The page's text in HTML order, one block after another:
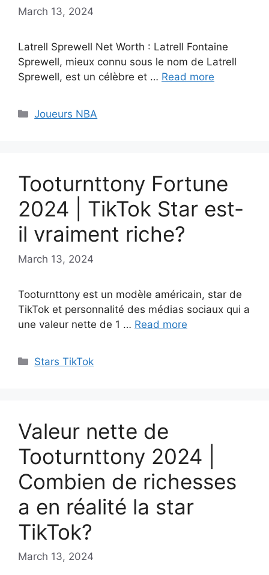
March 13, 2024
Latrell Sprewell Net Worth : Latrell Fontaine
Sprewell, mieux connu sous le nom de Latrell
Sprewell, est un célèbre et … Read more
Categories
Joueurs NBA
Tooturnttony Fortune
2024 | TikTok Star est-
il vraiment riche?
March 13, 2024
Tooturnttony est un modèle américain, star de
TikTok et personnalité des médias sociaux qui a
une valeur nette de 1 … Read more
Categories
Stars TikTok
Valeur nette de
Tooturnttony 2024 |
Combien de richesses
a en réalité la star
TikTok?
March 13, 2024